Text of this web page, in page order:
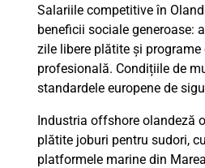
Salariile competitive în
beneficii sociale generoase:
zile libere plătite și programe
profesională. Condițiile de
standardele europene de
Industria offshore olandeză
plătite joburi pentru sudori,
platformele marine din